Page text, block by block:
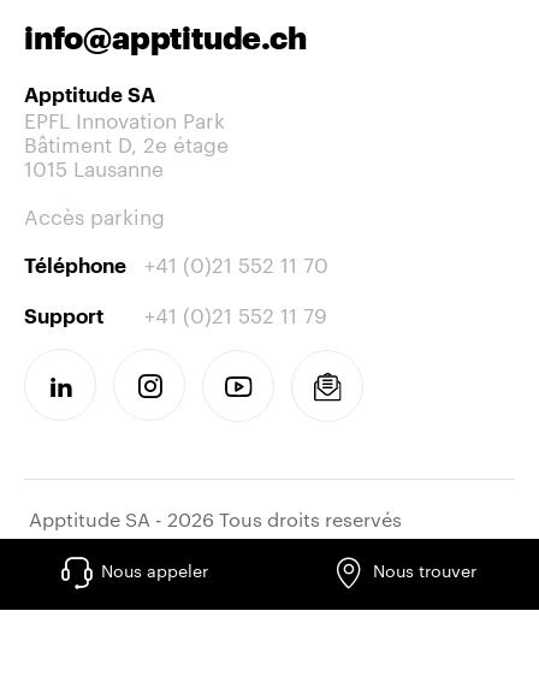
Nous appeler Nous trouver
info@apptitude.ch
Apptitude SA
EPFL Innovation Park
Bâtiment D, 2e étage
1015 Lausanne
Accès parking
Téléphone +41 (0)21 552 11 70
Support +41 (0)21 552 11 79
Apptitude SA - 2026 Tous droits reservés
Travailler chez apptitude